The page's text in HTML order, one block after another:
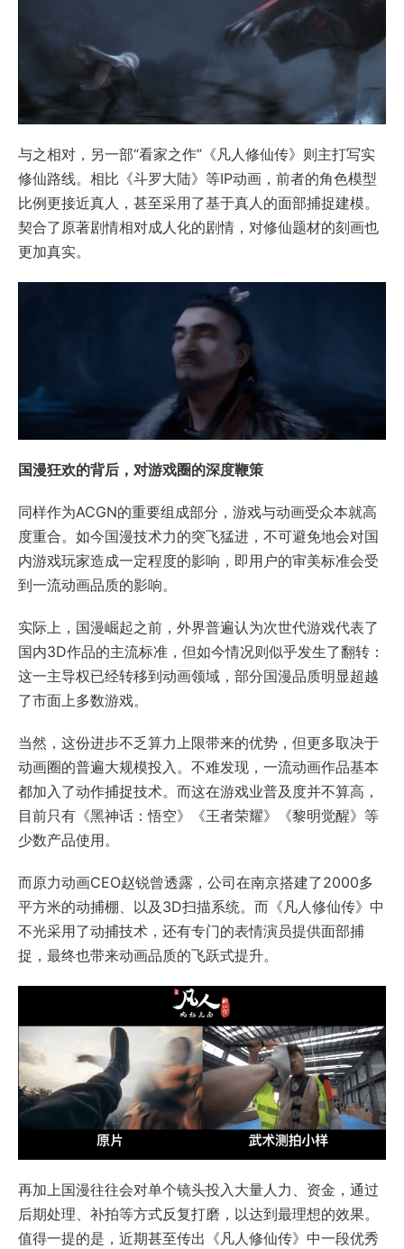
与之相对，另一部“看家之作”《凡人修仙传》则主打写实
修仙路线。相比《斗罗大陆》等IP动画，前者的角色模型
比例更接近真人，甚至采用了基于真人的面部捕捉建模。
契合了原著剧情相对成人化的剧情，对修仙题材的刻画也
更加真实。
国漫狂欢的背后，对游戏圈的深度鞭策
同样作为ACGN的重要组成部分，游戏与动画受众本就高
度重合。如今国漫技术力的突飞猛进，不可避免地会对国
内游戏玩家造成一定程度的影响，即用户的审美标准会受
到一流动画品质的影响。
实际上，国漫崛起之前，外界普遍认为次世代游戏代表了
国内3D作品的主流标准，但如今情况则似乎发生了翻转：
这一主导权已经转移到动画领域，部分国漫品质明显超越
了市面上多数游戏。
当然，这份进步不乏算力上限带来的优势，但更多取决于
动画圈的普遍大规模投入。不难发现，一流动画作品基本
都加入了动作捕捉技术。而这在游戏业普及度并不算高，
目前只有《黑神话：悟空》《王者荣耀》《黎明觉醒》等
少数产品使用。
而原力动画CEO赵锐曾透露，公司在南京搭建了2000多
平方米的动捕棚、以及3D扫描系统。而《凡人修仙传》中
不光采用了动捕技术，还有专门的表情演员提供面部捕
捉，最终也带来动画品质的飞跃式提升。
再加上国漫往往会对单个镜头投入大量人力、资金，通过
后期处理、补拍等方式反复打磨，以达到最理想的效果。
值得一提的是，近期甚至传出《凡人修仙传》中一段优秀